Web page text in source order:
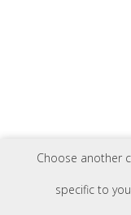
Choose another
specific to